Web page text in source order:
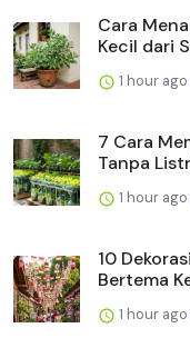
Cara
Kecil dari
1 hour ago
7 Cara
Tanpa
1 hour ago
10
Bertema
1 hour ago